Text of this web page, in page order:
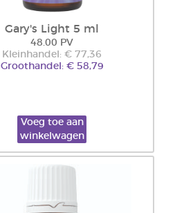
Gary's Light 5 ml
48.00 PV
Kleinhandel: € 77,36
Groothandel: € 58,79
Voeg toe aan
winkelwagen